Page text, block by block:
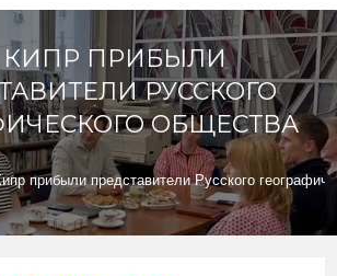
КИПР ПРИБЫЛИ
РУССКОГО
ОБЩЕСТВА
прибыли представители Русского